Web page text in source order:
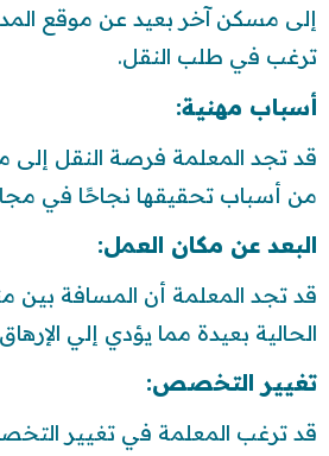
إلى مسكن آخر بعيد عن موقع
ترغب في طلب النقل.
أسباب مهنية:
قد تجد المعلمة فرصة النقل
من أسباب تحقيقها نجاحًا في
البعد عن مكان العمل:
قد تجد المعلمة أن المسافة بين
الحالية بعيدة مما يؤدي إلي
تغيير التخصص:
قد ترغب المعلمة في تغيير